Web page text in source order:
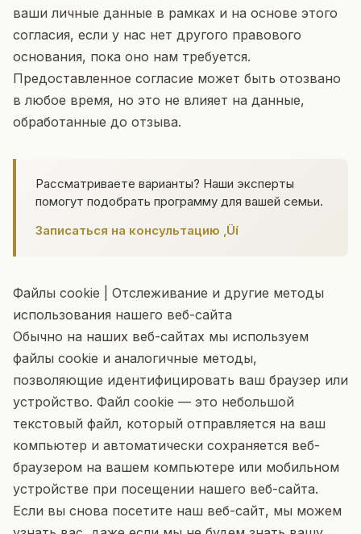
ваши личные данные в рамках и на основе этого
согласия, если у нас нет другого правового
основания, пока оно нам требуется.
Предоставленное согласие может быть отозвано
в любое время, но это не влияет на данные,
обработанные до отзыва.
Рассматриваете варианты? Наши эксперты
помогут подобрать программу для вашей семьи.
Записаться на консультацию ‚Üí
Файлы cookie | Отслеживание и другие методы
использования нашего веб-сайта
Обычно на наших веб-сайтах мы используем
файлы cookie и аналогичные методы,
позволяющие идентифицировать ваш браузер или
устройство. Файл cookie — это небольшой
текстовый файл, который отправляется на ваш
компьютер и автоматически сохраняется веб-
браузером на вашем компьютере или мобильном
устройстве при посещении нашего веб-сайта.
Если вы снова посетите наш веб-сайт, мы можем